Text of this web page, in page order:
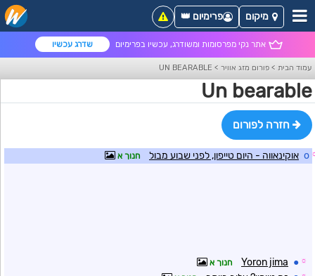
אתר נקי מפרסומות ומשודרג, עכשיו בפרימיום שדרג עכשיו
מיקום פרימיום 👑
עמוד הבית > פורום מזג אוויר >
UN BEARABLE
Un bearable
חזרה לפורום
o אוקינאווה - היום טייפון, לפני שבוע מבול חנוך א
☼
●
Yoron jima חנוך א